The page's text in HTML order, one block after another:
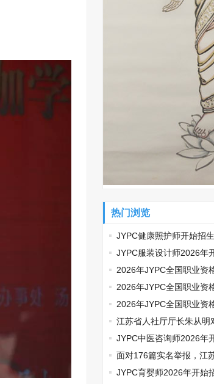
热门浏览
JYPC健康照护师开始招
JYPC服装设计师2026年
2026年JYPC全国职业资
师开始报名啦
2026年JYPC全国职业资
师开始报名啦
2026年JYPC全国职业资
师开始报名啦
江苏省人社厅厅长朱从明
JYPC中医咨询师2026年
面对176篇实名举报，江
何选择沉默
JYPC育婴师2026年开始